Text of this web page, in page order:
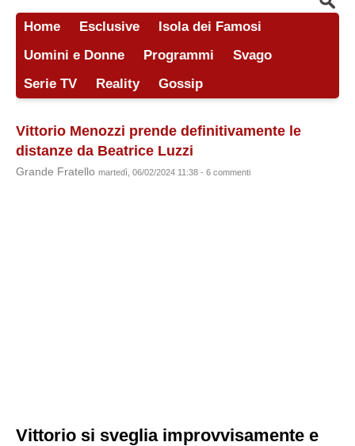
Home Esclusive
Isola dei Famosi
Uomini e Donne
Programmi
Svago
Serie TV
Reality Gossip
Vittorio Menozzi prende definitivamente le
distanze da Beatrice Luzzi
Grande Fratello martedì, 06/02/2024 11:38 - 6 commenti
Vittorio si sveglia improvvisamente e